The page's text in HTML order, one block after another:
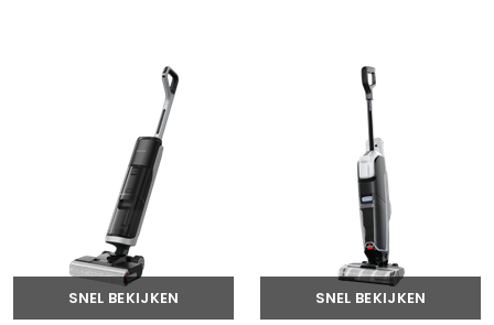
SNEL BEKIJKEN SNEL BEKIJKEN